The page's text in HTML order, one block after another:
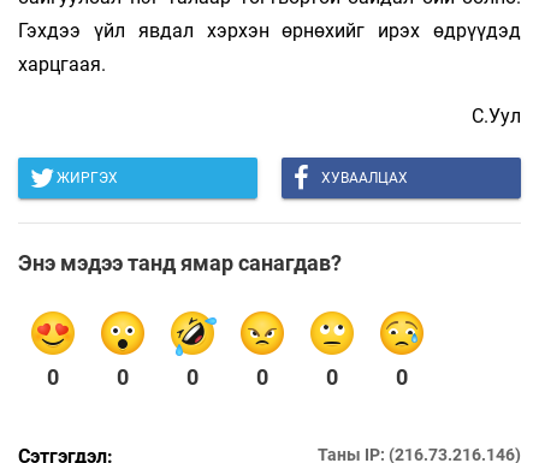
Гэхдээ үйл явдал хэрхэн өрнөхийг ирэх өдрүүдэд
харцгаая.
С.Уул
ЖИРГЭХ ХУВААЛЦАХ
Энэ мэдээ танд ямар санагдав?
0 0 0 0 0 0
Сэтгэгдэл: Таны IP: (216.73.216.146)